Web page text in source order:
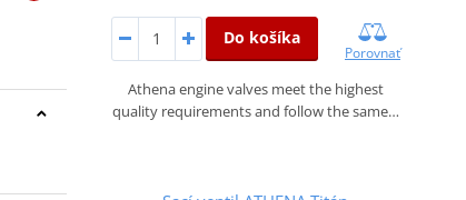
Do košíka
Porovnať
Athena engine valves meet the highest
quality requirements and follow the same…